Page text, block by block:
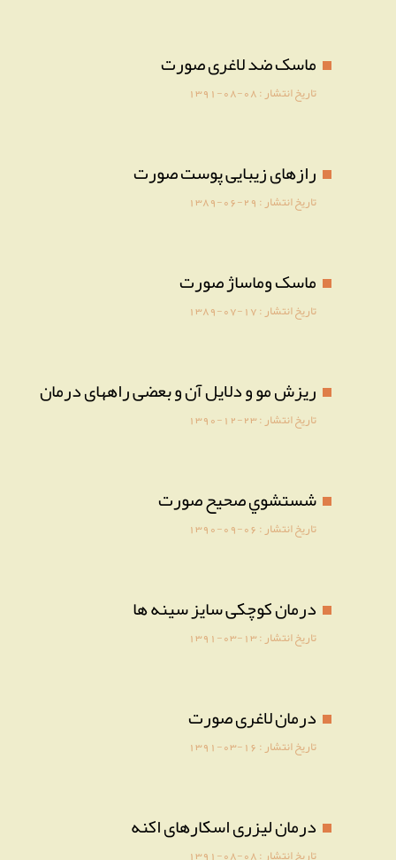
ماسک ضد لاغری صورت
تاریخ انتشار :1391-08-08
رازهای زیبایی پوست صورت
تاریخ انتشار :1389-06-29
ماسک وماساژ صورت
تاریخ انتشار :1389-07-17
ریزش مو و دلایل آن و بعضی راههای درمان
تاریخ انتشار :1390-12-23
شستشوي صحيح صورت
تاریخ انتشار :1390-09-06
درمان کوچکی سایز سینه ها
تاریخ انتشار :1391-03-13
درمان لاغری صورت
تاریخ انتشار :1391-03-16
درمان لیزری اسکارهای اکنه